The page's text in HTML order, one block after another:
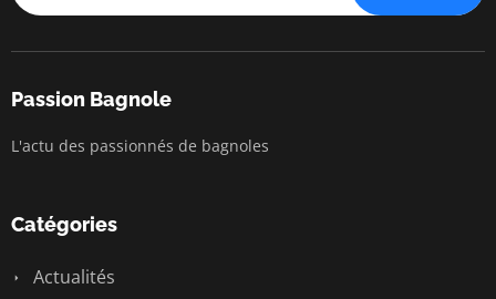
Passion Bagnole
L'actu des passionnés de bagnoles
Catégories
Actualités